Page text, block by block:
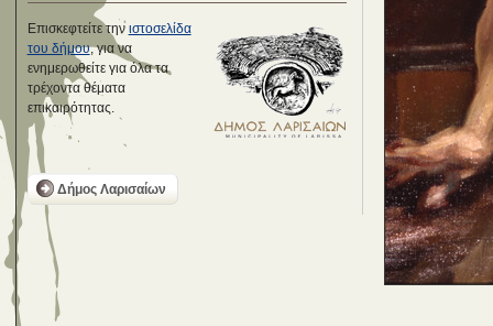
Επισκεφτείτε την ιστοσελίδα
του δήμου, για να
ενημερωθείτε για όλα τα
τρέχοντα θέματα
επικαιρότητας.
Δήμος Λαρισαίων